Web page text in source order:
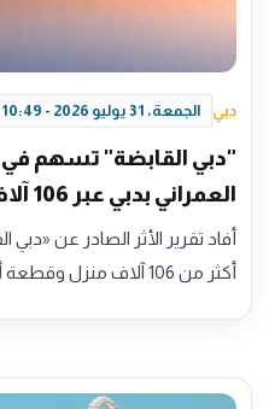
دبي الجمعة، 31 يوليو 2026 - 10:49
"دبي القابضة" تسهم
العمراني بدبي عبر 106 آلاف منزل وقطعة أرض
أفاد تقرير الأثر الصادر عن
أكثر من 106 آلاف منزل وقطعة أرض في دبي منذ…